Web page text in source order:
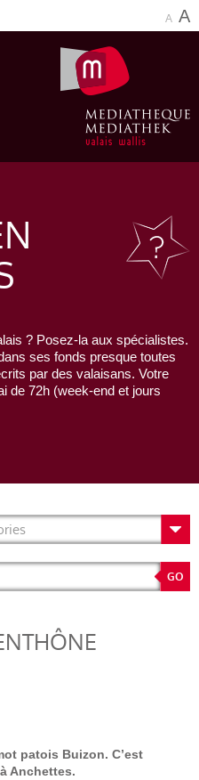
A A
? Posez-la aux spécialistes.
ses fonds presque toutes
par des valaisans. Votre
de 72h (week-end et jours
patois Buizon. C’est
Anchettes.